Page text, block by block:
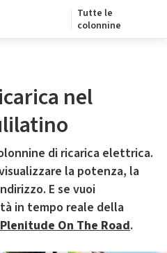
Tutte le
colonnine
nel
di ricarica elettrica.
la potenza, la
E se vuoi
in tempo reale della
On The Road.